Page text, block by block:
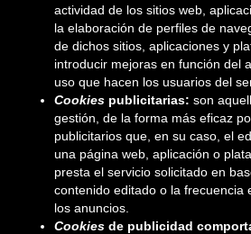
actividad de los sitios web,
la elaboración de perfiles de
de dichos sitios, aplicaciones y
introducir mejoras en función del
uso que hacen los usuarios del
Cookies publicitarias: son
gestión, de la forma más eficaz
publicitarios que, en su caso, el
una página web, aplicación o
presta el servicio solicitado en
contenido editado o la frecuencia
los anuncios.
Cookies de publicidad